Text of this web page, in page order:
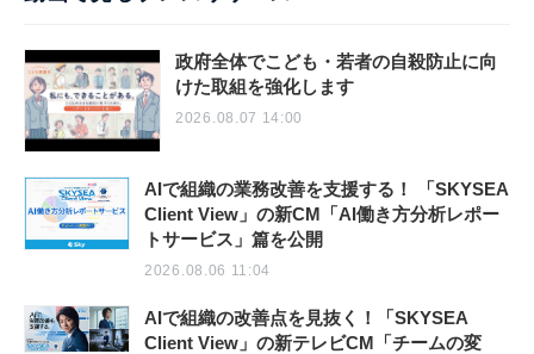
政府全体でこども・若者の自殺防止に向
けた取組を強化します
2026.08.07 14:00
AIで組織の業務改善を支援する！ 「SKYSEA
Client View」の新CM「AI働き方分析レポー
トサービス」篇を公開
2026.08.06 11:04
AIで組織の改善点を見抜く！「SKYSEA
Client View」の新テレビCM「チームの変